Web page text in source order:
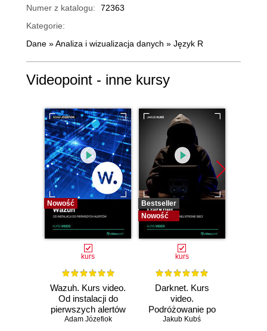
Numer z katalogu:
72363
Kategorie:
Dane »Analiza i wizualizacja danych » Język R
Videopoint - inne kursy
Nowość
kurs
Wazuh. Kurs video.
Od instalacji do
pierwszych alertów
Adam Józefiok
Bestseller
Nowość
kurs
Darknet. Kurs
video.
Podróżowanie po
ciemnej stronie
Jakub Kubś